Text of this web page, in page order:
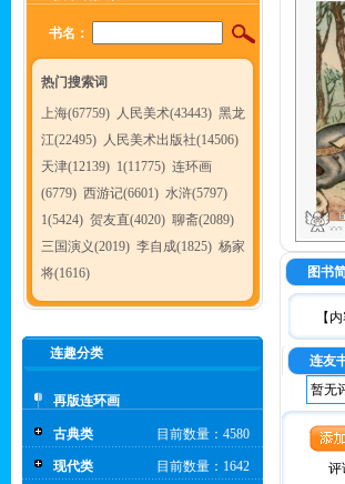
书名：
热门搜索词
上海(67759) 人民美术(43443) 黑龙
江(22495) 人民美术出版社(14506)
天津(12139) 1(11775) 连环画
(6779) 西游记(6601) 水浒(5797)
1(5424) 贺友直(4020) 聊斋(2089)
三国演义(2019) 李自成(1825) 杨家
将(1616)
连趣分类
再版连环画
古典类 目前数量：4580
现代类 目前数量：1642
图书
【
连友
暂无
评